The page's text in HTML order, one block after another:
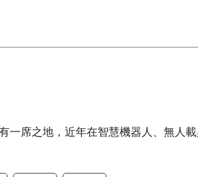
一席之地，近年在智慧機器人、無人